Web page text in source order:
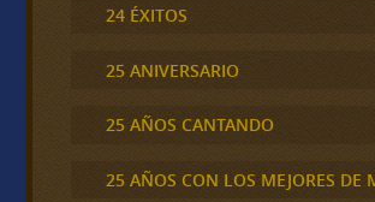
24 ÉXITOS
25 ANIVERSARIO
25 AÑOS CANTANDO
25 AÑOS CON LOS MEJORES DE